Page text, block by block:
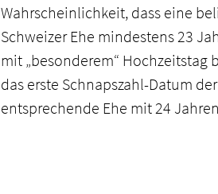
Wahrscheinlichkeit, dass eine
Schweizer Ehe mindestens 23
mit „besonderem“ Hochzeitstag
das erste Schnapszahl-Datum
entsprechende Ehe mit 24